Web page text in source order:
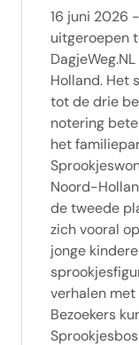
16 juni 2026
uitgeroepen
Holland. Het
tot de drie
notering
het
Noord-
de tweede
zich vooral
jonge
verhalen
Bezoekers